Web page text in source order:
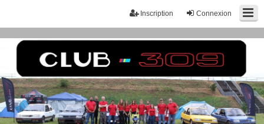
Connexion
Inscription